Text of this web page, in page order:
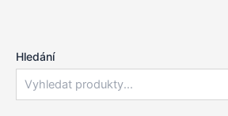
Hledání